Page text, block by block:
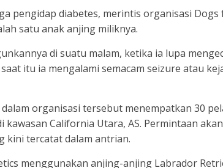
pengidap diabetes, merintis organisasi
satu anak anjing miliknya.
di suatu malam, ketika ia lupa
itu ia mengalami semacam seizure atau
organisasi tersebut menempatkan 30
kawasan California Utara, AS. Permintaan
kini tercatat dalam antrian.
menggunakan anjing-anjing Labrador